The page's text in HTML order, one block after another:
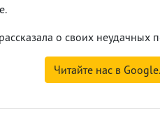
о своих неудачных
Читайте нас в